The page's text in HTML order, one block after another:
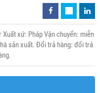
Xuất xứ: Pháp Vận chuyển: miễn
sản xuất. Đổi trả hàng: đổi trả